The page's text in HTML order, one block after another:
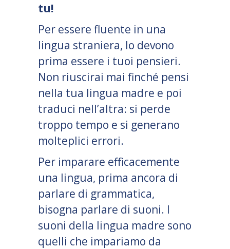
tu!
Per essere fluente in una
lingua straniera, lo devono
prima essere i tuoi pensieri.
Non riuscirai mai finché pensi
nella tua lingua madre e poi
traduci nell’altra: si perde
troppo tempo e si generano
molteplici errori.
Per imparare efficacemente
una lingua, prima ancora di
parlare di grammatica,
bisogna parlare di suoni. I
suoni della lingua madre sono
quelli che impariamo da